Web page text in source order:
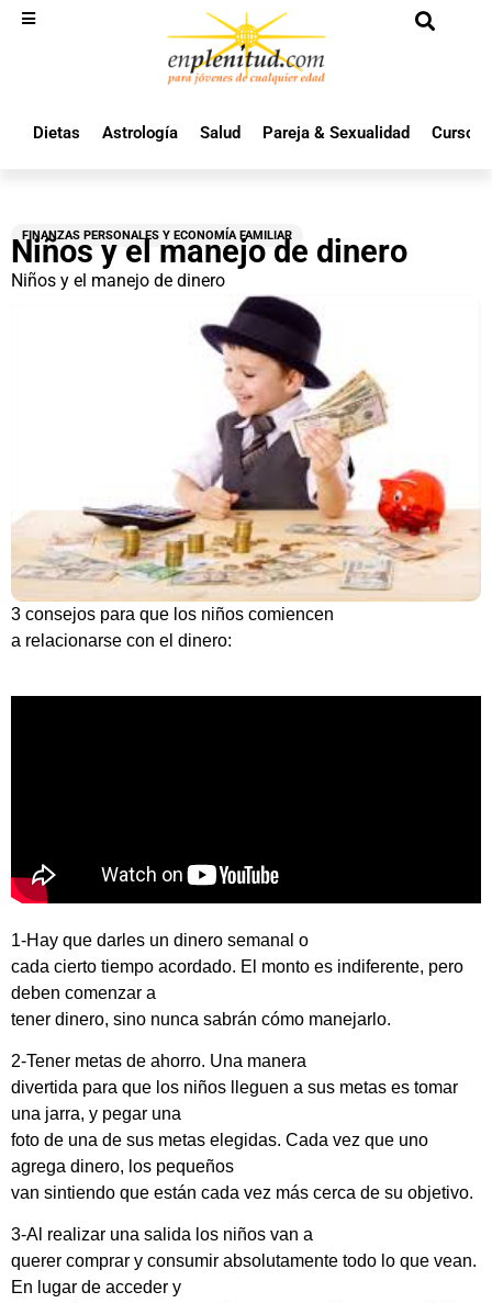
Dietas Astrología Salud Pareja & Sexualidad Cursos
FINANZAS PERSONALES Y ECONOMÍA FAMILIAR
Niños y el manejo de dinero
Niños y el manejo de dinero
3 consejos para que los niños comiencen
a relacionarse con el dinero:
1-Hay que darles un dinero semanal o
cada cierto tiempo acordado. El monto es indiferente, pero
deben comenzar a
tener dinero, sino nunca sabrán cómo manejarlo.
2-Tener metas de ahorro. Una manera
divertida para que los niños lleguen a sus metas es tomar
una jarra, y pegar una
foto de una de sus metas elegidas. Cada vez que uno
agrega dinero, los pequeños
van sintiendo que están cada vez más cerca de su objetivo.
3-Al realizar una salida los niños van a
querer comprar y consumir absolutamente todo lo que vean.
En lugar de acceder y